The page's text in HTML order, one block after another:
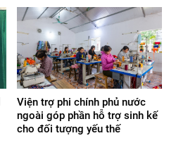
Viện trợ phi chính phủ nước
ngoài góp phần hỗ trợ sinh kế
cho đối tượng yếu thế